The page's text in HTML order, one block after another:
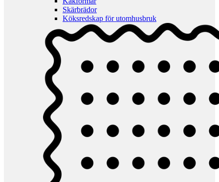
Skärbrädor
Köksredskap för utomhusbruk